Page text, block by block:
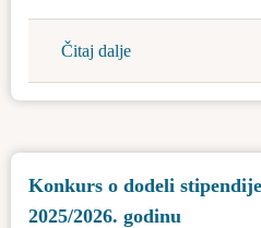
Čitaj dalje
Na
TSC
poželeli
dobrodošlicu
Konkurs o dodeli
2025/2026. godinu